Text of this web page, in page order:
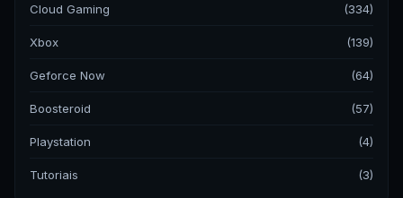
Cloud Gaming (334)
Xbox (139)
Geforce Now (64)
Boosteroid (57)
Playstation (4)
Tutoriais (3)